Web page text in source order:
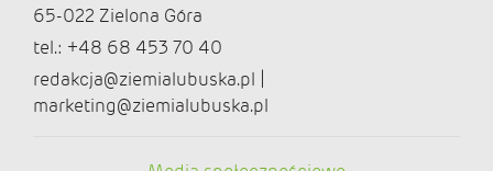
65-022 Zielona Góra
tel.: +48 68 453 70 40
redakcja@ziemialubuska.pl |
marketing@ziemialubuska.pl